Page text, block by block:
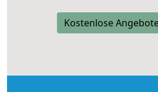
Kostenlose